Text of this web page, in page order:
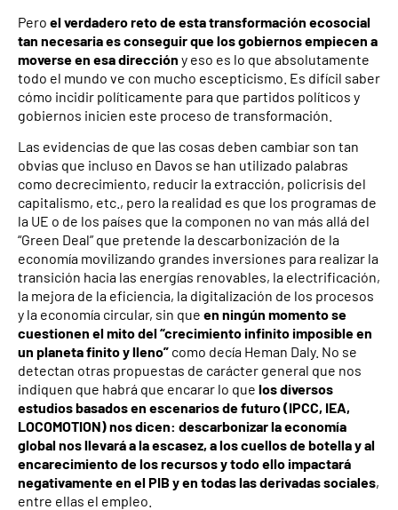
Pero el verdadero reto de esta transformación ecosocial
tan necesaria es conseguir que los gobiernos empiecen a
moverse en esa dirección y eso es lo que absolutamente
todo el mundo ve con mucho escepticismo. Es difícil saber
cómo incidir políticamente para que partidos políticos y
gobiernos inicien este proceso de transformación.
Las evidencias de que las cosas deben cambiar son tan
obvias que incluso en Davos se han utilizado palabras
como decrecimiento, reducir la extracción, policrisis del
capitalismo, etc., pero la realidad es que los programas de
la UE o de los países que la componen no van más allá del
“Green Deal” que pretende la descarbonización de la
economía movilizando grandes inversiones para realizar la
transición hacia las energías renovables, la electrificación,
la mejora de la eficiencia, la digitalización de los procesos
y la economía circular, sin que en ningún momento se
cuestionen el mito del “crecimiento infinito imposible en
un planeta finito y lleno” como decía Heman Daly. No se
detectan otras propuestas de carácter general que nos
indiquen que habrá que encarar lo que los diversos
estudios basados en escenarios de futuro (IPCC, IEA,
LOCOMOTION) nos dicen: descarbonizar la economía
global nos llevará a la escasez, a los cuellos de botella y al
encarecimiento de los recursos y todo ello impactará
negativamente en el PIB y en todas las derivadas sociales,
entre ellas el empleo.